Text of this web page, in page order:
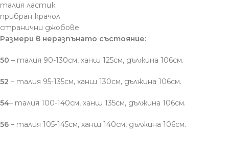
талия ластик
прибран крачол
странични джобове
Размери в неразпънато състояние:
50 – талия 90-130см, ханш 125см, дължина 106см.
52 – талия 95-135см, ханш 130см, дължина 106см.
54– талия 100-140см, ханш 135см, дължина 106см.
56 – талия 105-145см, ханш 140см, дължина 106см.